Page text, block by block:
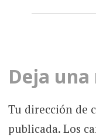
Deja
Tu dirección de
publicada. Los